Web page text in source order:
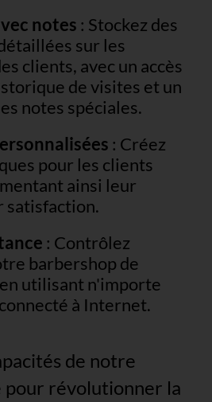
notes : Stockez des
sur les
clients, avec un accès
de visites et un
notes spéciales.
: Créez
pour les clients
ainsi leur
: Contrôlez
barbershop de
utilisant n'importe
à Internet.
de notre
pour révolutionner la